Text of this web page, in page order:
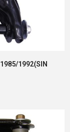
1985/1992(SIN